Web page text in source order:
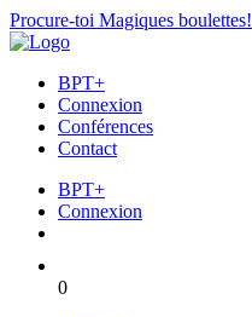
Procure-toi Magiques boulettes!
BPT+
Connexion
Conférences
Contact
BPT+
Connexion
0